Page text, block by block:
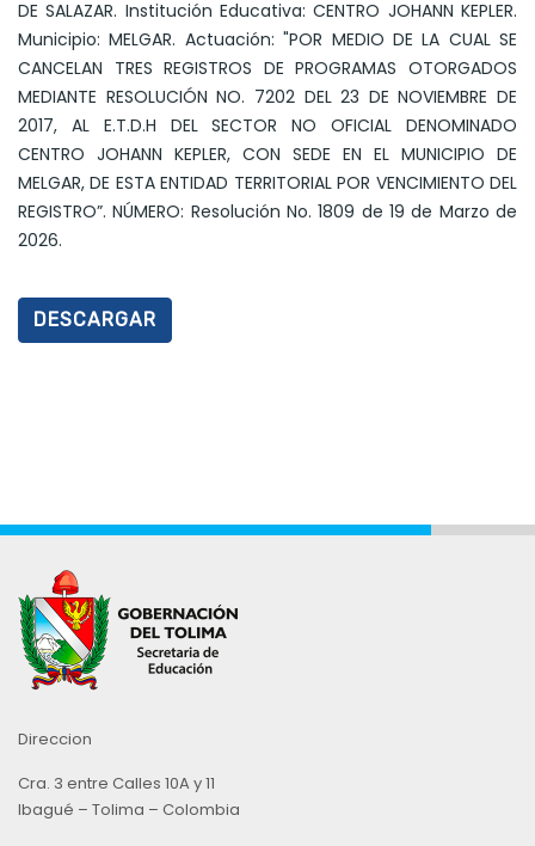
DE SALAZAR. Institución Educativa: CENTRO JOHANN KEPLER.
Municipio: MELGAR. Actuación: "POR MEDIO DE LA CUAL SE
CANCELAN TRES REGISTROS DE PROGRAMAS OTORGADOS
MEDIANTE RESOLUCIÓN NO. 7202 DEL 23 DE NOVIEMBRE DE
2017, AL E.T.D.H DEL SECTOR NO OFICIAL DENOMINADO
CENTRO JOHANN KEPLER, CON SEDE EN EL MUNICIPIO DE
MELGAR, DE ESTA ENTIDAD TERRITORIAL POR VENCIMIENTO DEL
REGISTRO”. NÚMERO: Resolución No. 1809 de 19 de Marzo de
2026.
DESCARGAR
Direccion
Cra. 3 entre Calles 10A y 11
Ibagué – Tolima – Colombia